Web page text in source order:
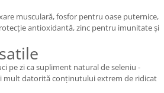
musculară, fosfor pentru oase puternice,
antioxidantă, zinc pentru imunitate și
pe zi ca supliment natural de seleniu -
mult datorită conținutului extrem de ridicat